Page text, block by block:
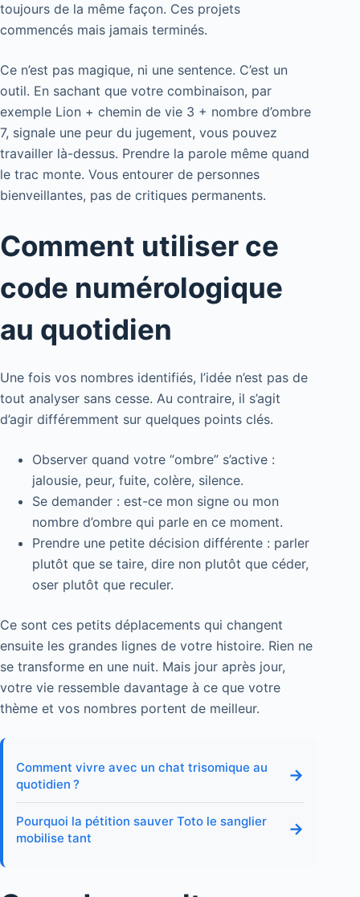
toujours de la même façon. Ces projets
commencés mais jamais terminés.
Ce n’est pas magique, ni une sentence. C’est un
outil. En sachant que votre combinaison, par
exemple Lion + chemin de vie 3 + nombre d’ombre
7, signale une peur du jugement, vous pouvez
travailler là-dessus. Prendre la parole même quand
le trac monte. Vous entourer de personnes
bienveillantes, pas de critiques permanents.
Comment utiliser ce
code numérologique
au quotidien
Une fois vos nombres identifiés, l’idée n’est pas de
tout analyser sans cesse. Au contraire, il s’agit
d’agir différemment sur quelques points clés.
Observer quand votre “ombre” s’active :
jalousie, peur, fuite, colère, silence.
Se demander : est-ce mon signe ou mon
nombre d’ombre qui parle en ce moment.
Prendre une petite décision différente : parler
plutôt que se taire, dire non plutôt que céder,
oser plutôt que reculer.
Ce sont ces petits déplacements qui changent
ensuite les grandes lignes de votre histoire. Rien ne
se transforme en une nuit. Mais jour après jour,
votre vie ressemble davantage à ce que votre
thème et vos nombres portent de meilleur.
Comment vivre avec un chat trisomique au
quotidien ?
→
Pourquoi la pétition sauver Toto le sanglier
mobilise tant
→